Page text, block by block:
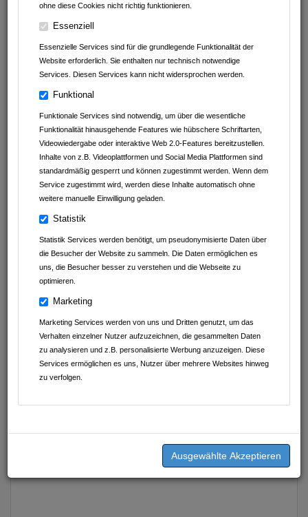
ohne diese Cookies nicht richtig funktionieren.
Essenziell
Essenzielle Services sind für die grundlegende Funktionalität der
Website erforderlich. Sie enthalten nur technisch notwendige
Services. Diesen Services kann nicht widersprochen werden.
Funktional
Funktionale Services sind notwendig, um über die wesentliche
Funktionalität hinausgehende Features wie hübschere Schriftarten,
Videowiedergabe oder interaktive Web 2.0-Features bereitzustellen.
Inhalte von z.B. Videoplattformen und Social Media Plattformen sind
standardmäßig gesperrt und können zugestimmt werden. Wenn dem
Service zugestimmt wird, werden diese Inhalte automatisch ohne
weitere manuelle Einwilligung geladen.
Statistik
Statistik Services werden benötigt, um pseudonymisierte Daten über
die Besucher der Website zu sammeln. Die Daten ermöglichen es
uns, die Besucher besser zu verstehen und die Webseite zu
optimieren.
Marketing
Marketing Services werden von uns und Dritten genutzt, um das
Verhalten einzelner Nutzer aufzuzeichnen, die gesammelten Daten
zu analysieren und z.B. personalisierte Werbung anzuzeigen. Diese
Services ermöglichen es uns, Nutzer über mehrere Websites hinweg
zu verfolgen.
Büchenstrasse 14
75031
Eppingen-Rohrbach
Baden-Württemberg
Deutschland
info@profi-barf-shop.de
profi-barf-shop.de
Ansprechpartner
Hans-Dieter Wirth
(Inhaber)
0176 767 910 54
info@profi-barf-shop.de